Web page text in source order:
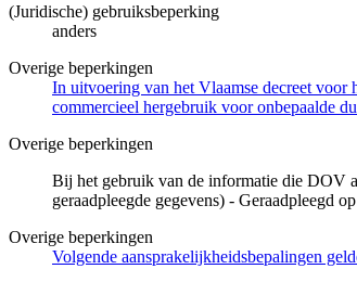
(Juridische) gebruiksbeperking
anders
Overige beperkingen
In uitvoering van het Vlaamse decreet
commercieel hergebruik voor onbepaalde
Overige beperkingen
Bij het gebruik van de informatie die DOV
geraadpleegde gegevens) - Geraadpleegd
Overige beperkingen
Volgende aansprakelijkheidsbepalingen